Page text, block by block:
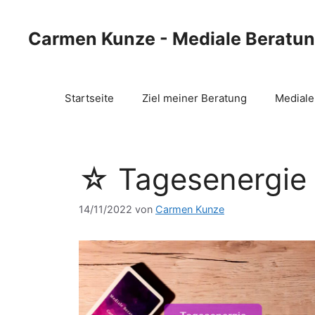
springenCarmen Kunze - Mediale
Startseite Ziel meiner Beratung
☆ Tagesenergie
14/11/2022 von Carmen Kunze